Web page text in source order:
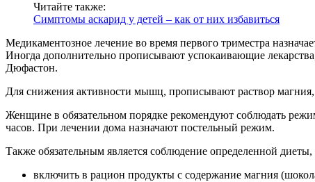
Читайте также:
Симптомы аскарид у детей – как от них избавиться
Медикаментозное лечение во время первого триместра
Иногда дополнительно прописывают успокаивающие
Дюфастон.
Для снижения активности мышц, прописывают раствор
Женщине в обязательном порядке рекомендуют соблюдать
часов. При лечении дома назначают постельный режим.
Также обязательным является соблюдение определенной
включить в рацион продукты с содержание магния